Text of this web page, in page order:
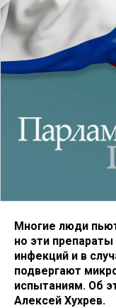
Многие люди
но эти
инфекций и в
подвергают
испытаниям. Об
Алексей Хухрев.